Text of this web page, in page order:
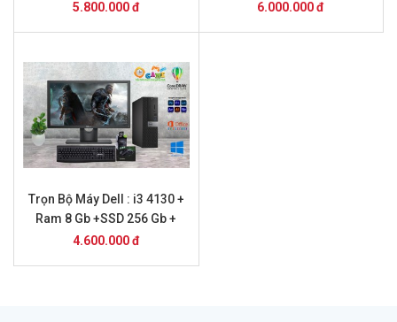
22
5.800.000 đ
Màn Hình 20
6.000.000 đ
Trọn Bộ Máy Dell : i3 4130 +
Ram 8 Gb +SSD 256 Gb +
Màn Hình 20
4.600.000 đ